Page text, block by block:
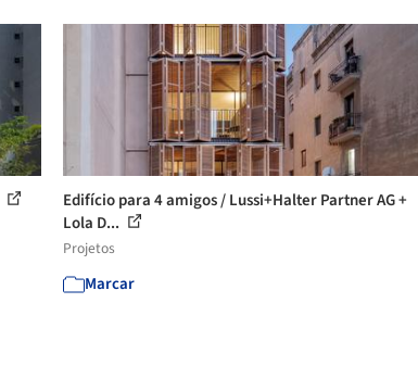
Edifício para 4 amigos / Lussi+Halter Partner AG +
Lola D...
Projetos
Marcar